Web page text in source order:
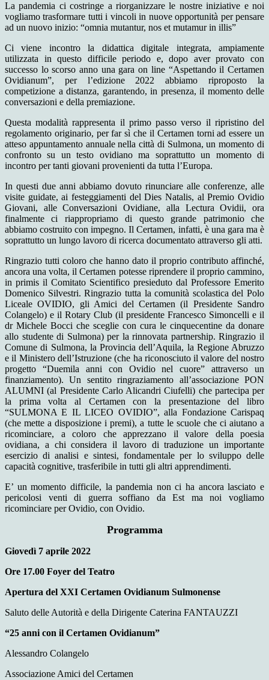
La pandemia ci costringe a riorganizzare le nostre iniziative e noi
vogliamo trasformare tutti i vincoli in nuove opportunità per pensare
ad un nuovo inizio: “omnia mutantur, nos et mutamur in illis”
Ci viene incontro la didattica digitale integrata, ampiamente
utilizzata in questo difficile periodo e, dopo aver provato con
successo lo scorso anno una gara on line “Aspettando il Certamen
Ovidianum”, per l’edizione 2022 abbiamo riproposto la
competizione a distanza, garantendo, in presenza, il momento delle
conversazioni e della premiazione.
Questa modalità rappresenta il primo passo verso il ripristino del
regolamento originario, per far sì che il Certamen torni ad essere un
atteso appuntamento annuale nella città di Sulmona, un momento di
confronto su un testo ovidiano ma soprattutto un momento di
incontro per tanti giovani provenienti da tutta l’Europa.
In questi due anni abbiamo dovuto rinunciare alle conferenze, alle
visite guidate, ai festeggiamenti del Dies Natalis, al Premio Ovidio
Giovani, alle Conversazioni Ovidiane, alla Lectura Ovidii, ora
finalmente ci riappropriamo di questo grande patrimonio che
abbiamo costruito con impegno. Il Certamen, infatti, è una gara ma è
soprattutto un lungo lavoro di ricerca documentato attraverso gli atti.
Ringrazio tutti coloro che hanno dato il proprio contributo affinché,
ancora una volta, il Certamen potesse riprendere il proprio cammino,
in primis il Comitato Scientifico presieduto dal Professore Emerito
Domenico Silvestri. Ringrazio tutta la comunità scolastica del Polo
Liceale OVIDIO, gli Amici del Certamen (il Presidente Sandro
Colangelo) e il Rotary Club (il presidente Francesco Simoncelli e il
dr Michele Bocci che sceglie con cura le cinquecentine da donare
allo studente di Sulmona) per la rinnovata partnership. Ringrazio il
Comune di Sulmona, la Provincia dell’Aquila, la Regione Abruzzo
e il Ministero dell’Istruzione (che ha riconosciuto il valore del nostro
progetto “Duemila anni con Ovidio nel cuore” attraverso un
finanziamento). Un sentito ringraziamento all’associazione PON
ALUMNI (al Presidente Carlo Alicandri Ciufelli) che partecipa per
la prima volta al Certamen con la presentazione del libro
“SULMONA E IL LICEO OVIDIO”, alla Fondazione Carispaq
(che mette a disposizione i premi), a tutte le scuole che ci aiutano a
ricominciare, a coloro che apprezzano il valore della poesia
ovidiana, a chi considera il lavoro di traduzione un importante
esercizio di analisi e sintesi, fondamentale per lo sviluppo delle
capacità cognitive, trasferibile in tutti gli altri apprendimenti.
E’ un momento difficile, la pandemia non ci ha ancora lasciato e
pericolosi venti di guerra soffiano da Est ma noi vogliamo
ricominciare per Ovidio, con Ovidio.
Programma
Giovedì 7 aprile 2022
Ore 17.00 Foyer del Teatro
Apertura del XXI Certamen Ovidianum Sulmonense
Saluto delle Autorità e della Dirigente Caterina FANTAUZZI
“25 anni con il Certamen Ovidianum”
Alessandro Colangelo
Associazione Amici del Certamen